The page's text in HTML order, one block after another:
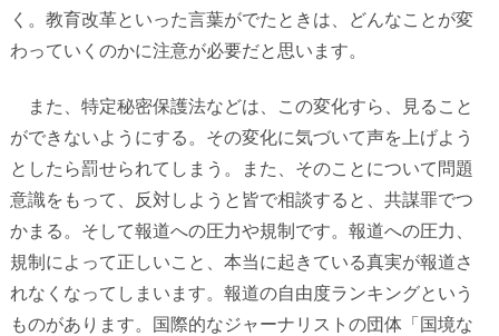
く。教育改革といった言葉がでたときは、どんなことが変
わっていくのかに注意が必要だと思います。
また、特定秘密保護法などは、この変化すら、見ること
ができないようにする。その変化に気づいて声を上げよう
としたら罰せられてしまう。また、そのことについて問題
意識をもって、反対しようと皆で相談すると、共謀罪でつ
かまる。そして報道への圧力や規制です。報道への圧力、
規制によって正しいこと、本当に起きている真実が報道さ
れなくなってしまいます。報道の自由度ランキングという
ものがあります。国際的なジャーナリストの団体「国境な